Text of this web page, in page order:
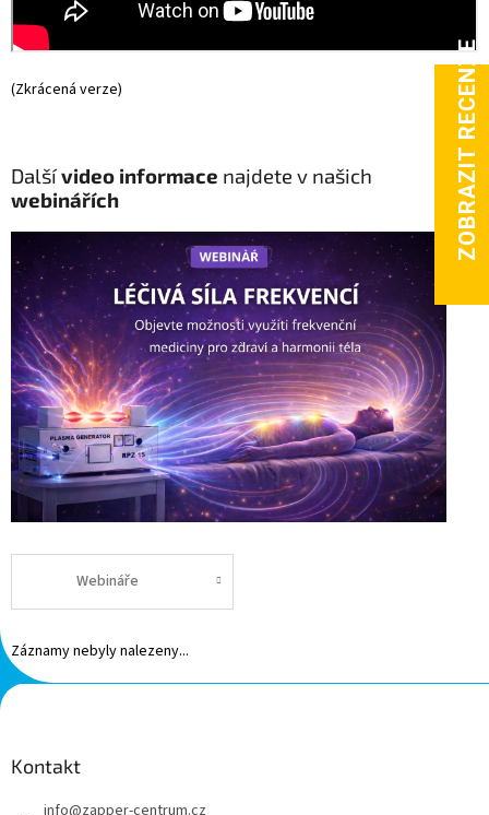
(Zkrácená verze)
Dalšívideo informace najdete v našich
webinářích
Webináře
Záznamy nebyly nalezeny...
Z
á
Kontakt
info@zapper-centrum.cz